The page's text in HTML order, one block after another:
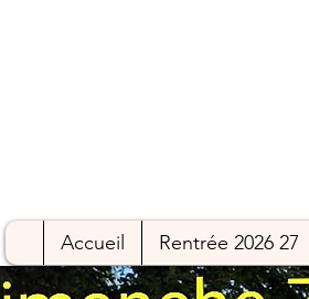
Accueil Rentrée 2026 27